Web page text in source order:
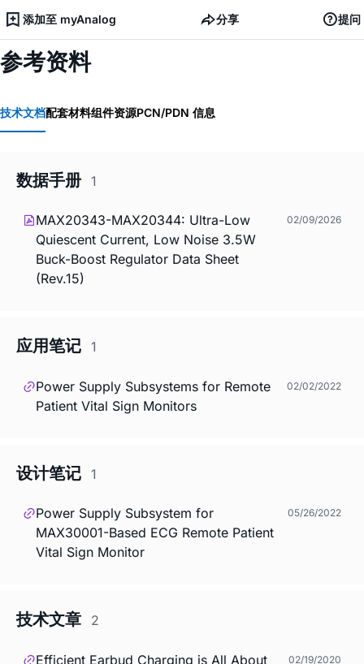
添加至 myAnalog 分享 提问
参考资料
技术文档配套材料组件资源PCN/PDN 信息
数据手册 1
MAX20343-MAX20344: Ultra-Low
Quiescent Current, Low Noise 3.5W
Buck-Boost Regulator Data Sheet
(Rev.15)
02/09/2026
应用笔记 1
Power Supply Subsystems for Remote
Patient Vital Sign Monitors
02/02/2022
设计笔记 1
Power Supply Subsystem for
MAX30001-Based ECG Remote Patient
Vital Sign Monitor
05/26/2022
技术文章 2
Efficient Earbud Charging is All About
02/19/2020